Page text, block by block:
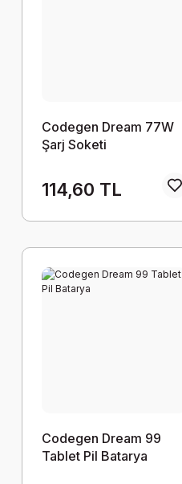
Codegen Dream 77W
Şarj Soketi
114,60 TL
Codegen Dream 99
Tablet Pil Batarya